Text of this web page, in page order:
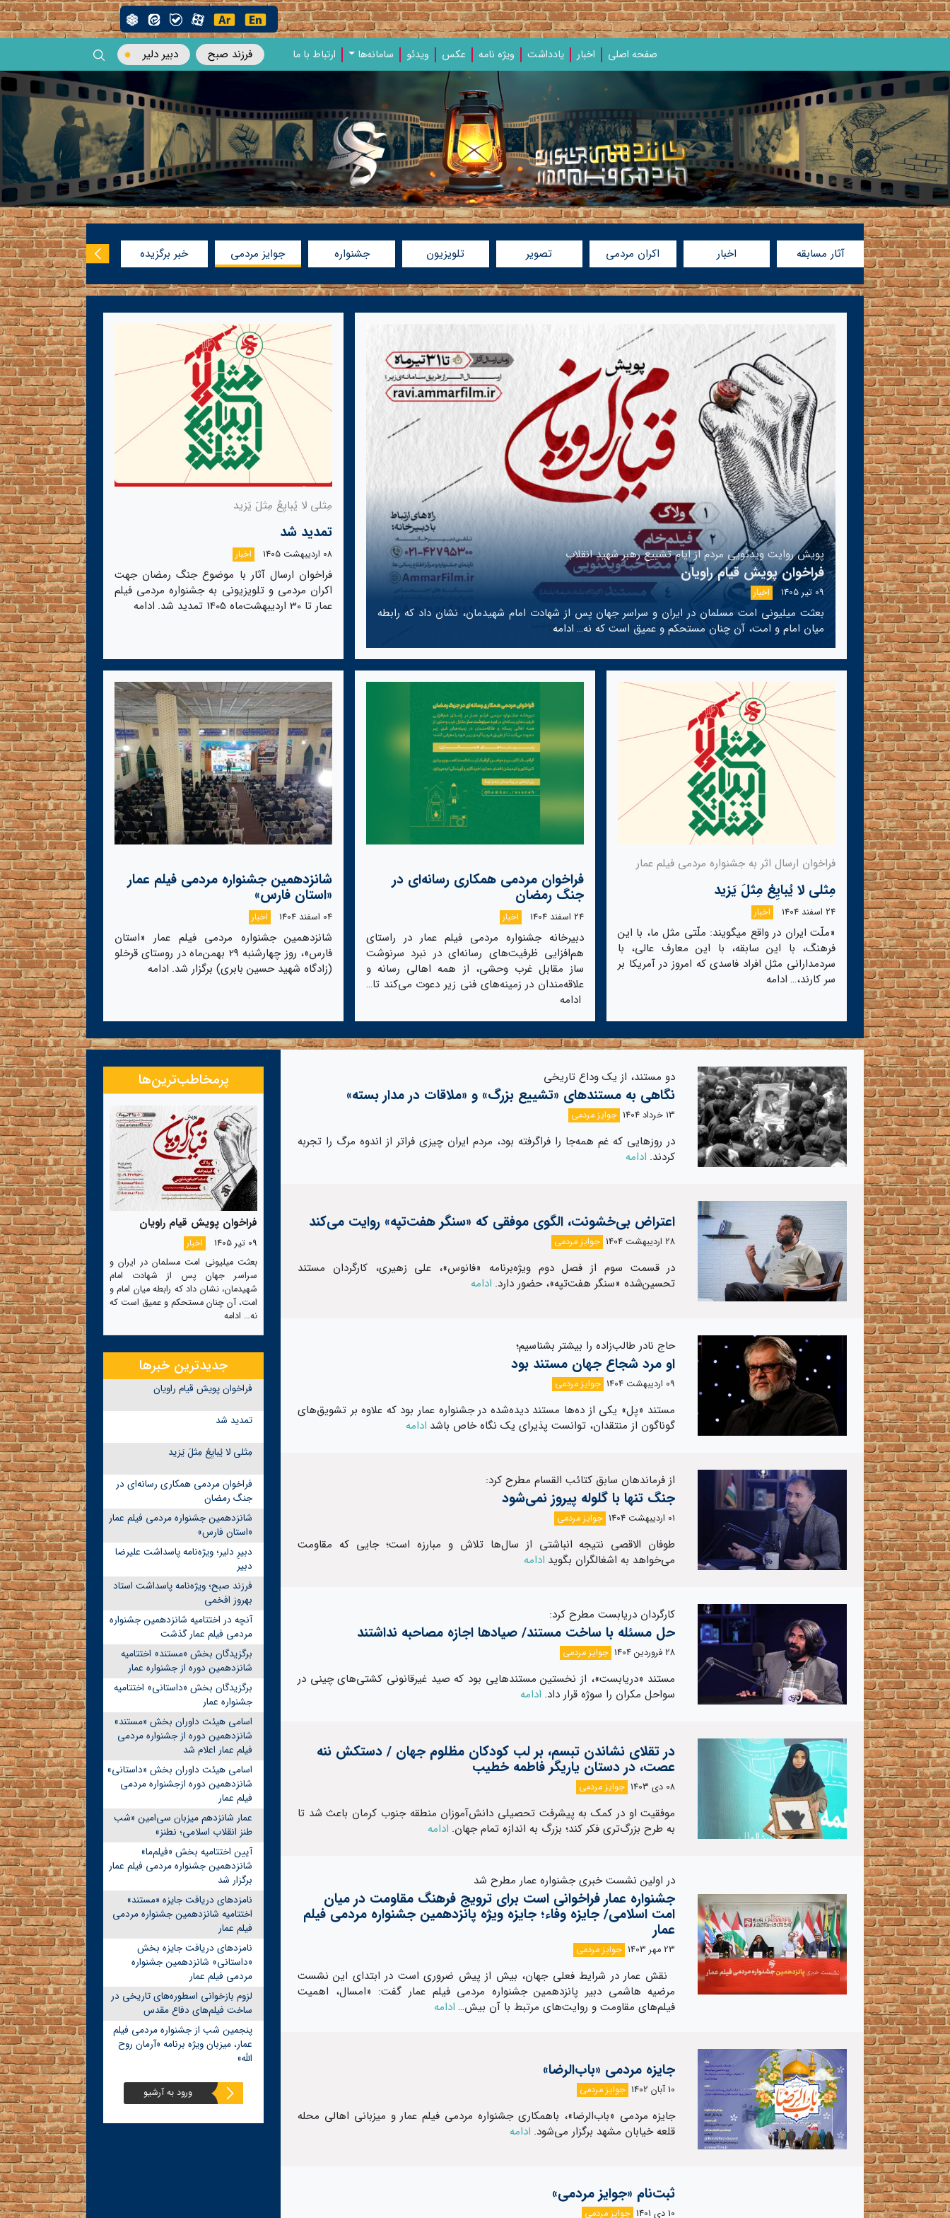
فرزند صبح دبیر دلیر صفحه اصلی اخبار یادداشت‌ ویژه‌ نامه‌ عکس ویدئو سامانه‌ها ارتباط با ما
آثار مسابقه اخبار اکران مردمی تصویر تلویزیون جشنواره جوایز مردمی خبر برگزیده سینما
پویش روایت ویدئویی مردم از ایام تشییع رهبر شهید انقلاب
فراخوان پویش قیام راویان
09 تیر 1405 اخبار
بعثت میلیونی امت مسلمان در ایران و سراسر جهان پس از شهادت امام شهیدمان، نشان داد که رابطه
میان امام و امت، آن چنان مستحکم و عمیق است که نه… ادامه
مِثلی لا یُبایِعُ مِثلَ یَزید
تمدید شد
08 اردیبهشت 1405 اخبار
فراخوان ارسال آثار با موضوع جنگ رمضان جهت
اکران مردمی و تلویزیونی به جشنواره مردمی فیلم
عمار تا 30 اردیبهشت‌ماه 1405 تمدید شد.
ادامه
فراخوان ارسال اثر به جشنواره مردمی فیلم عمار
مِثلی لا یُبایِعُ مِثلَ یَزید
24 اسفند 1404 اخبار
«ملّت ایران در واقع میگویند: ملّتی مثل ما، با این
فرهنگ، با این سابقه، با این معارف عالی، با
سردمدارانی مثل افراد فاسدی که امروز در آمریکا بر
سر کارند،… ادامه
فراخوان مردمی همکاری رسانه‌ای در
جنگ رمضان
24 اسفند 1404 اخبار
دبیرخانه جشنواره مردمی فیلم عمار در راستای
هم‌افزایی ظرفیت‌های رسانه‌ای در نبرد سرنوشت
ساز مقابل غرب وحشی، از همه اهالی رسانه و
علاقه‌مندان در زمینه‌های فنی زیر دعوت می‌کند تا…
ادامه
شانزدهمین جشنواره مردمی فیلم عمار
«استان فارس»
04 اسفند 1404 اخبار
شانزدهمین جشنواره مردمی فیلم عمار «استان
فارس»، روز چهارشنبه 29 بهمن‌ماه در روستای قرخلو
(زادگاه شهید حسین بابری) برگزار شد. ادامه
دو مستند، از یک وداع تاریخی
نگاهی به مستندهای «تشییع بزرگ» و «ملاقات در مدار بسته»
13 خرداد 1404 جوایز مردمی
در روزهایی که غم همه‌جا را فراگرفته بود، مردم ایران چیزی فراتر از اندوه مرگ را تجربه
کردند. ادامه
اعتراض بی‌خشونت، الگوی موفقی که «سنگر هفت‌تپه» روایت می‌کند
28 اردیبهشت 1404 جوایز مردمی
در قسمت سوم از فصل دوم ویژه‌برنامه «فانوس»، علی زهیری، کارگردان مستند
تحسین‌شده «سنگر هفت‌تپه»، حضور دارد. ادامه
حاج نادر طالب‌زاده را بیشتر بشناسیم؛
او مرد شجاع جهان مستند بود
09 اردیبهشت 1404 جوایز مردمی
مستند «پل» یکی از ده‌ها مستند دیده‌شده در جشنواره عمار بود که علاوه بر تشویق‌های
گوناگون از منتقدان، توانست پذیرای یک نگاه خاص باشد ادامه
از فرماندهان سابق کتائب القسام مطرح کرد:
جنگ تنها با گلوله پیروز نمی‌شود
01 اردیبهشت 1404 جوایز مردمی
طوفان الاقصی نتیجه انباشتی از سال‌ها تلاش و مبارزه است؛ جایی که مقاومت
می‌خواهد به اشغالگران بگوید ادامه
کارگردان دریابست مطرح کرد:
حل مسئله با ساخت مستند/ صیادها اجازه مصاحبه نداشتند
28 فروردین 1404 جوایز مردمی
مستند «دریابست»، از نخستین مستندهایی بود که صید غیرقانونی کشتی‌های چینی در
سواحل مکران را سوژه قرار داد. ادامه
در تقلای نشاندن تبسم، بر لب کودکان مظلوم جهان / دستکش ننه
عصت، در دستان یاریگر فاطمه خطیب
08 دی 1403 جوایز مردمی
موفقیت او در کمک به پیشرفت تحصیلی دانش‌آموزان منطقه جنوب کرمان باعث شد تا
به طرح بزرگ‌تری فکر کند؛ بزرگ به اندازه تمام جهان. ادامه
در اولین نشست خبری جشنواره عمار مطرح شد
جشنواره عمار فراخوانی است برای ترویج فرهنگ مقاومت در میان
امت اسلامی/ جایزه وفاء؛ جایزه ویژه پانزدهمین جشنواره مردمی فیلم
عمار
23 مهر 1403 جوایز مردمی
نقش عمار در شرایط فعلی جهان، بیش از پیش ضروری است در ابتدای این نشست
مرضیه هاشمی دبیر پانزدهمین جشنواره مردمی فیلم عمار گفت: «امسال، اهمیت
فیلم‌های مقاومت و روایت‌های مرتبط با آن بیش… ادامه
جایزه مردمی «باب‌‌الرضا»
10 آبان 1402 جوایز مردمی
جایزه مردمی «باب‌‌الرضا»، باهمکاری جشنواره مردمی فیلم عمار و میزبانی اهالی محله
قلعه خیابان مشهد برگزار می‌شود. ادامه
ثبت‌نام «جوایز مردمی»
10 دی 1401 جوایز مردمی
پرمخاطب‌ترین‌ها
فراخوان پویش قیام راویان
09 تیر 1405
اخبار
بعثت میلیونی امت مسلمان در ایران و
سراسر جهان پس از شهادت امام
شهیدمان، نشان داد که رابطه میان امام و
امت، آن چنان مستحکم و عمیق است که
نه… ادامه
جدیدترین خبرها
فراخوان پویش قیام راویان
تمدید شد
مِثلی لا یُبایِعُ مِثلَ یَزید
فراخوان مردمی همکاری رسانه‌ای در
جنگ رمضان
شانزدهمین جشنواره مردمی فیلم عمار
«استان فارس»
دبیرِ دلیر؛ ویژه‌نامه پاسداشت علیرضا
دبیر
فرزند صبح؛ ویژه‌نامه پاسداشت استاد
بهروز افخمی
آنچه در اختتامیه شانزدهمین جشنواره
مردمی فیلم عمار گذشت
برگزیدگان بخش «مستند» اختتامیه
شانزدهمین دوره از جشنواره عمار
برگزیدگان بخش «داستانی» اختتامیه
جشنواره عمار
اسامی هیئت داوران بخش «مستند»
شانزدهمین دوره از جشنواره مردمی
فیلم عمار اعلام شد
اسامی هیئت داوران بخش «داستانی»
شانزدهمین دوره ازجشنواره مردمی
فیلم عمار
عمار شانزدهم میزبان سی‌امین «شب
طنز انقلاب اسلامی؛ نطنز»
آیین اختتامیه بخش «فیلم‌ما»
شانزدهمین جشنواره مردمی فیلم عمار
برگزار شد
نامزدهای دریافت جایزه «مستند»
اختتامیه شانزدهمین جشنواره مردمی
فیلم عمار
نامزدهای دریافت جایزه بخش
«داستانی» شانزدهمین جشنواره
مردمی فیلم عمار
لزوم بازخوانی اسطوره‌های تاریخی در
ساخت فیلم‌های دفاع مقدس
پنجمین شب از جشنواره مردمی فیلم
عمار، میزبان ویژه برنامه «آرمان روح
الله»
ورود به آرشیو